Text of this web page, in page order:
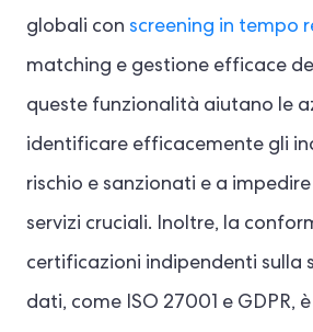
globali con screening in tempo
matching e gestione efficace
queste funzionalità aiutano le
identificare efficacemente gli
rischio e sanzionati e a
servizi cruciali. Inoltre, la
certificazioni indipendenti sulla
dati, come ISO 27001 e GDPR,